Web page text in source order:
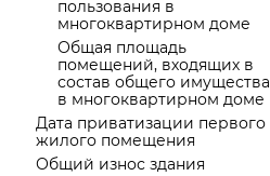
пользования в
многоквартирном доме
Общая площадь
помещений, входящих в
состав общего имущества
в многоквартирном доме
Дата приватизации первого
жилого помещения
Общий износ здания